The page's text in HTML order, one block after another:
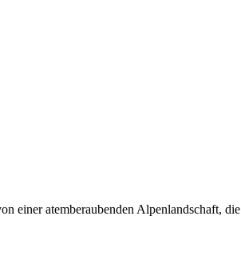
einer atemberaubenden Alpenlandschaft,